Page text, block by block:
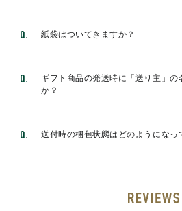
紙袋はついてきますか？
ギフト商品の発送時に「送り主」の
か？
送付時の梱包状態はどのようになっ